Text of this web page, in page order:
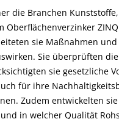
die Branchen
Oberflächenverzinker
sie Maßnahmen
Sie überprüften
sie gesetzliche
für ihre
Zudem entwickelten
in welcher Qualität